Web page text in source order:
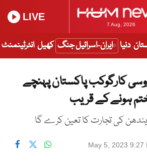
7 Aug, 2026
LIVE
دنیا ایران-اسرائیل جنگ کھیل انٹرٹینمنٹ
کارگوکب پاکستان پہنچے
ہونے کے قریب
کی تجارت کا تعین کرے گا
May 5, 2023 9:27